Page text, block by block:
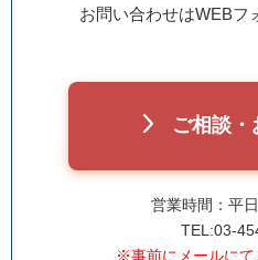
お問い合わせはWEBフ
ご相談・
営業時間：平
TEL:03-
※事前にメールにて